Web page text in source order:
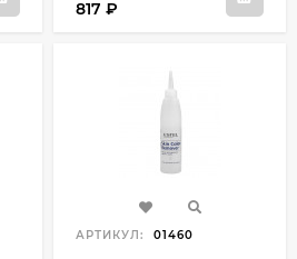
817 ₽
АРТИКУЛ: 01460